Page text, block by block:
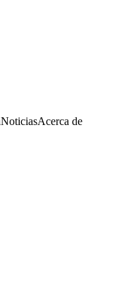
NoticiasAcerca de